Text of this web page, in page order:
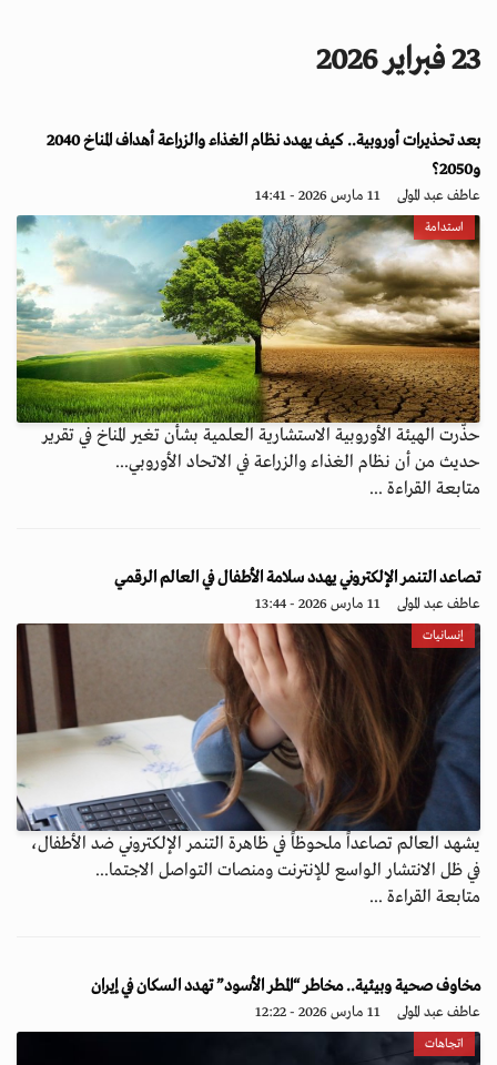
a
o
n
23 فبراير 2026
بعد تحذيرات أوروبية.. كيف يهدد نظام الغذاء والزراعة أهداف المناخ 2040
و2050؟
عاطف عبد المولى 11 مارس 2026 - 14:41
استدامة
حذّرت الهيئة الأوروبية الاستشارية العلمية بشأن تغير المناخ في تقرير
حديث من أن نظام الغذاء والزراعة في الاتحاد الأوروبي...
متابعة القراءة ...
تصاعد التنمر الإلكتروني يهدد سلامة الأطفال في العالم الرقمي
عاطف عبد المولى 11 مارس 2026 - 13:44
إنسانيات
يشهد العالم تصاعداً ملحوظاً في ظاهرة التنمر الإلكتروني ضد الأطفال،
في ظل الانتشار الواسع للإنترنت ومنصات التواصل الاجتما...
متابعة القراءة ...
مخاوف صحية وبيئية.. مخاطر “المطر الأسود” تهدد السكان في إيران
عاطف عبد المولى 11 مارس 2026 - 12:22
اتجاهات